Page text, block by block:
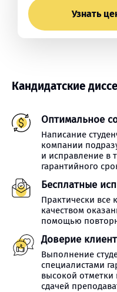
Узнать
Кандидатские
Оптимальное
Написание
компании
и исправление в
гарантийного
Бесплатные
Практически все
качеством
помощью
Доверие
Выполнение
специалистами
высокой отметки
сдачей